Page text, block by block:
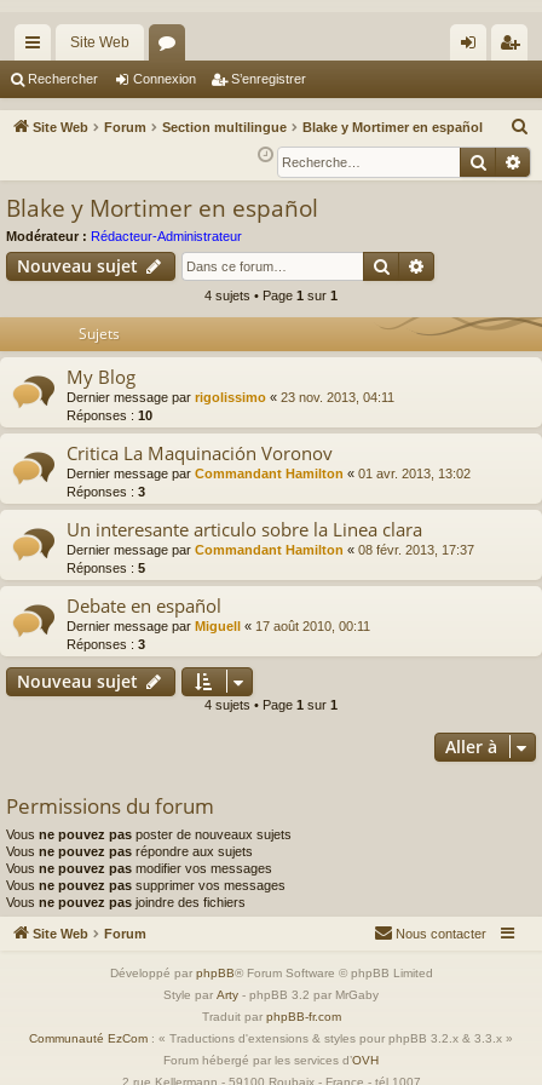
cc
ès
Site Web
or
u ne
xi
nr
eg
Rechercher Connexion S’enregistrer
Site Web Forum Section multilingue Blake y Mortimer en español
e
c
Blake y Mortimer en español
Modérateur : Rédacteur-Administrateur
Nouveau sujet Rechercher
4 sujets • Page 1 sur 1
Sujets
My Blog
Dernier message par rigolissimo « 23 nov. 2013, 04:11
Réponses : 10
Critica La Maquinación Voronov
Dernier message par Commandant Hamilton « 01 avr. 2013, 13:02
Réponses : 3
Un interesante articulo sobre la Linea clara
Dernier message par Commandant Hamilton « 08 févr. 2013, 17:37
Réponses : 5
Debate en español
Dernier message par Miguell « 17 août 2010, 00:11
Réponses : 3
Nouveau sujet
4 sujets • Page 1 sur 1
Aller à
Permissions du forum
Vous ne pouvez pas poster de nouveaux sujets
Vous ne pouvez pas répondre aux sujets
Vous ne pouvez pas modifier vos messages
Vous ne pouvez pas supprimer vos messages
Vous ne pouvez pas joindre des fichiers
Site Web Forum Nous contacter
Développé par phpBB® Forum Software © phpBB Limited
Style par Arty - phpBB 3.2 par MrGaby
Traduit par phpBB-fr.com
Communauté EzCom : « Traductions d'extensions & styles pour phpBB 3.2.x & 3.3.x »
Forum hébergé par les services d’OVH
2 rue Kellermann - 59100 Roubaix - France - tél 1007